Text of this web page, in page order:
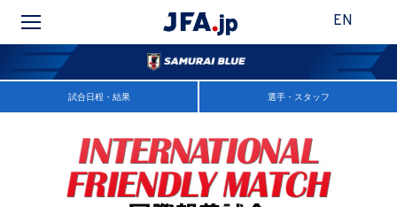
EN
試合日程・結果 選手・スタッフ